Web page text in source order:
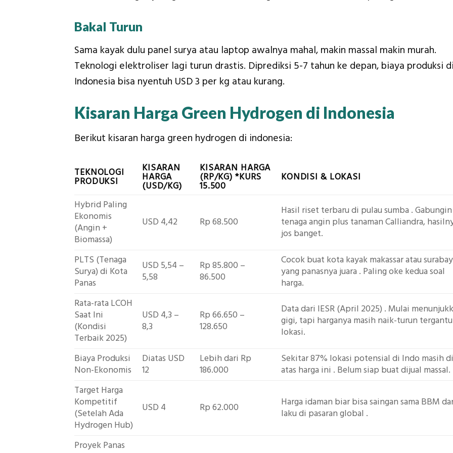
Bakal Turun
Sama kayak dulu panel surya atau laptop awalnya mahal, makin massal makin murah.
Teknologi elektroliser lagi turun drastis. Diprediksi 5-7 tahun ke depan, biaya produksi
Indonesia bisa nyentuh USD 3 per kg atau kurang.
Kisaran Harga Green Hydrogen di Indonesia
Berikut kisaran harga green hydrogen di indonesia:
TEKNOLOGI
PRODUKSI
KISARAN
HARGA
(USD/KG)
KISARAN HARGA
(RP/KG) *KURS
15.500
KONDISI & LOKASI
Hybrid Paling
Ekonomis
(Angin +
Biomassa)
USD 4,42 Rp 68.500
Hasil riset terbaru di pulau sumba . Gabungin
tenaga angin plus tanaman Calliandra,
jos banget.
PLTS (Tenaga
Surya) di Kota
Panas
USD 5,54 –
5,58
Rp 85.800 –
86.500
Cocok buat kota kayak makassar atau
yang panasnya juara . Paling oke kedua soal
harga.
Rata-rata LCOH
Saat Ini
(Kondisi
Terbaik 2025)
USD 4,3 –
8,3
Rp 66.650 –
128.650
Data dari IESR (April 2025) . Mulai
gigi, tapi harganya masih naik-turun
lokasi.
Biaya Produksi
Non-Ekonomis
Diatas USD
12
Lebih dari Rp
186.000
Sekitar 87% lokasi potensial di Indo masih di
atas harga ini . Belum siap buat dijual massal.
Target Harga
Kompetitif
(Setelah Ada
Hydrogen Hub)
USD 4 Rp 62.000
Harga idaman biar bisa saingan sama BBM
laku di pasaran global .
Proyek Panas